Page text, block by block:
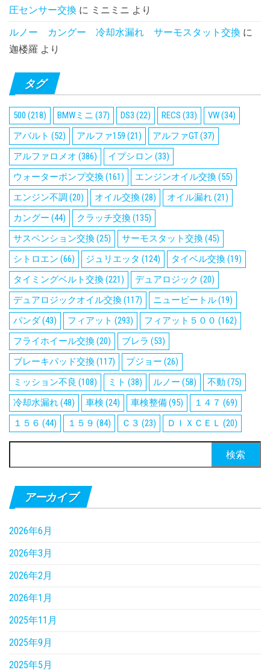
圧センサー交換 に ミニミニ より
ルノー カングー 冷却水漏れ サーモスタット交換 に
迦楼羅 より
タグ
500 (218) BMWミニ (37) DS3 (22) RECS (33) VW(34)
アバルト (52) アルファ159 (21) アルファGT(37)
アルファロメオ (386) イプシロン (33)
ウォーターポンプ交換(161) エンジンオイル交換(55)
エンジン不調 (20) オイル交換(28) オイル漏れ(21)
カングー (44) クラッチ交換(135)
サスペンション交換(25) サーモスタット交換(45)
シトロエン (66) ジュリエッタ (124) タイベル交換(19)
タイミングベルト交換(221) デュアロジック (20)
デュアロジックオイル交換(117) ニュービートル(19)
パンダ(43) フィアット (293) フィアット５００ (162)
フライホイール交換(20) ブレラ (53)
ブレーキパッド交換(117) プジョー (26)
ミッション不良 (108) ミト (38) ルノー (58) 不動 (75)
冷却水漏れ(48) 車検 (24) 車検整備(95) １４７ (69)
１５６ (44) １５９ (84) Ｃ３ (23) ＤＩＸＣＥＬ (20)
索:
アーカイブ
2026年6月
2026年3月
2026年2月
2026年1月
2025年11月
2025年9月
2025年5月